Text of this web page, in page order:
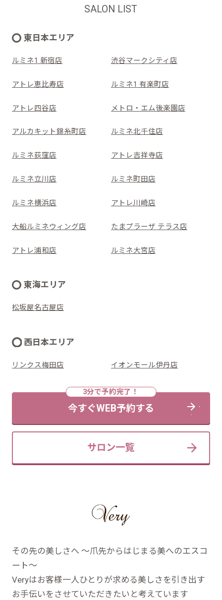
SALON LIST
東日本エリア
ルミネ1 新宿店 渋谷マークシティ店
アトレ恵比寿店 ルミネ1 有楽町店
アトレ四谷店 メトロ・エム後楽園店
アルカキット錦糸町店 ルミネ北千住店
ルミネ荻窪店 アトレ吉祥寺店
ルミネ立川店 ルミネ町田店
ルミネ横浜店 アトレ川崎店
大船ルミネウィング店 たまプラーザ テラス店
アトレ浦和店 ルミネ大宮店
東海エリア
松坂屋名古屋店
西日本エリア
リンクス梅田店 イオンモール伊丹店
サロン一覧
今すぐWEB予約する
その先の美しさへ ～爪先からはじまる美へのエスコ
ート～
Veryはお客様一人ひとりが求める美しさを引き出す
お手伝いをさせていただきたいと考えています